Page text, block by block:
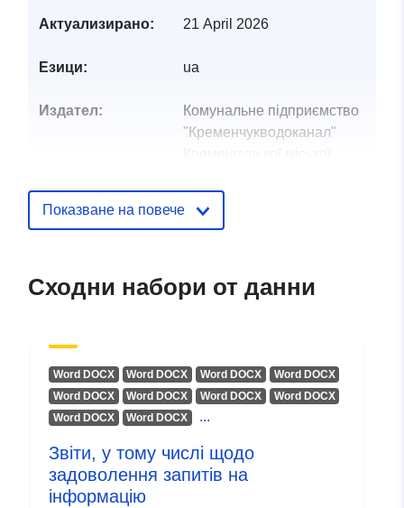
Актуализирано: 21 April 2026
Езици: ua
Издател:
Комунальне підприємство
"Кременчукводоканал"
Актуализирана на
29 July 2026
и:
e60a3fc57bdd
uriRef:
Показване на повече
Сходни набори от данни
Word DOCX Word DOCX Word DOCX
Word DOCX
Word DOCX
Word DOCX Word DOCX
Word DOCX
Word DOCX
Word DOCX ...
Звіти, у тому числі щодо
задоволення запитів на
інформацію